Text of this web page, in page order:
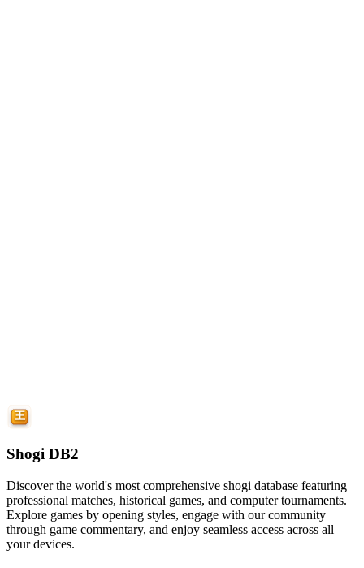
Shogi DB2
Discover the world's most comprehensive shogi database featuring
professional matches, historical games, and computer tournaments.
Explore games by opening styles, engage with our community
through game commentary, and enjoy seamless access across all
your devices.